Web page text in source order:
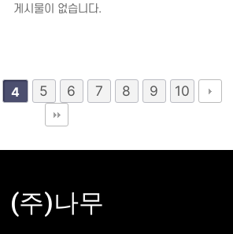
게시물이 없습니다.
4 5 6 7 8 9 10
(주)나무